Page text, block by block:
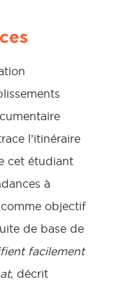
l’itinéraire
cet étudiant
à
objectif
de base de
facilement
, décrit